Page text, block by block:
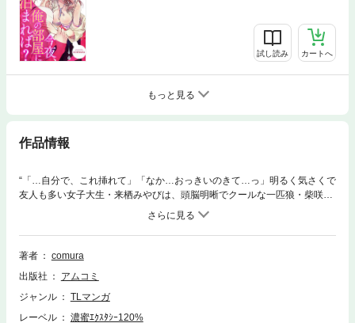
試し読み カートへ
もっと見る
作品情報
“「…自分で、これ挿れて」「なか…おっきいのきて…っ」明るく気さくで
友人も多い女子大生・来栖みやびは、頭脳明晰でクールな一匹狼・柴咲慧
に恋をしている。 しかしみやびは、ある大きな““問題““の所為で、自分は
まともな恋愛なんてできないと思っていた――。 そう、あの日、あの雨が
降る夜が来るまでは…。奥をカキ回され、トロトロと溢れてゆく蜜。体
を、誤解を重ねたまま、ふたりの歪な関係が始まる。それは誤解とカケヒ
著者
comura
出版社
アムコミ
ジャンル
TLマンガ
レーベル
濃蜜ｴｸｽﾀｼｰ120%